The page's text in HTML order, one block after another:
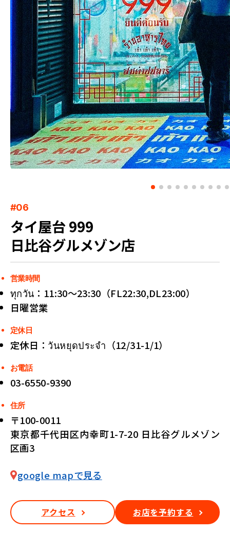
#06
タイ屋台 999
日比谷グルメゾン店
営業時間
ทุกวัน：11:30〜23:30（FL22:30,DL23:00）
日曜営業
定休日
定休日：วันหยุดประจำ（12/31-1/1）
お電話
03-6550-9390
住所
〒100-0011
東京都千代田区内幸町1-7-20 日比谷グルメゾン
区画3
google mapで見る
アクセス お店を予約する